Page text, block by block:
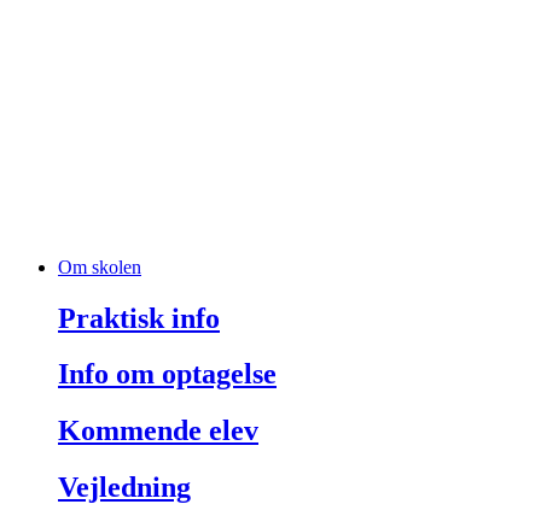
Om skolen
Praktisk info
Info om optagelse
Kommende elev
Vejledning